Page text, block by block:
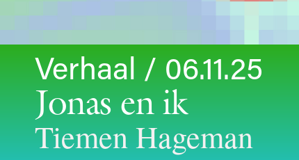
Verhaal / 06.11.25
Jonas en ik
Tiemen Hageman